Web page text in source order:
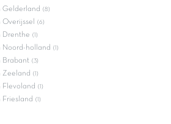
Gelderland (8)
(6)
Drenthe (1)
Noord-holland (1)
Brabant (3)
Zeeland (1)
Flevoland (1)
Friesland (1)